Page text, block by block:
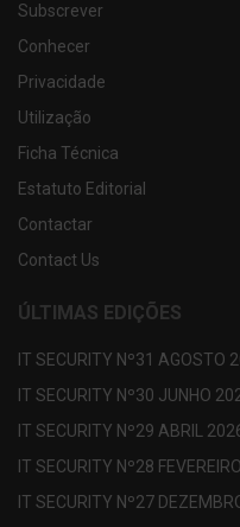
Subscrever
Conhecer
Privacidade
Utilização
Ficha Técnica
Estatuto Editorial
Contactar
Contact Us
ÚLTIMAS EDIÇÕES
IT SECURITY Nº31 AGOSTO
IT SECURITY Nº30 JUNHO
IT SECURITY Nº29 ABRIL
IT SECURITY Nº28
IT SECURITY Nº27